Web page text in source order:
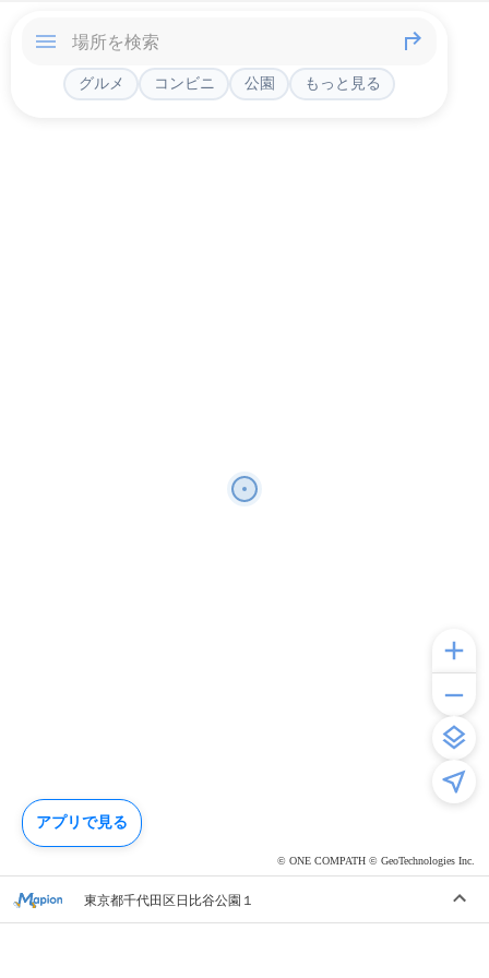
© ONE COMPATH © GeoTechnologies Inc.
グルメ コンビニ 公園 もっと見る
東京都千代田区日比谷公園１
アプリで見る